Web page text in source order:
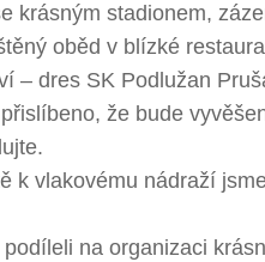
krásným stadionem,
oběd v blízké
– dres SK Podlužan
že bude
k vlakovému nádraží
na organizaci